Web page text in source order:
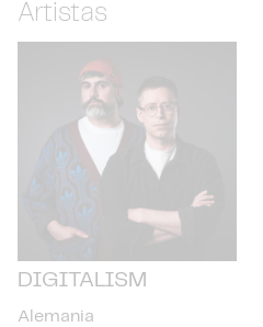
Artistas
DIGITALISM
Alemania